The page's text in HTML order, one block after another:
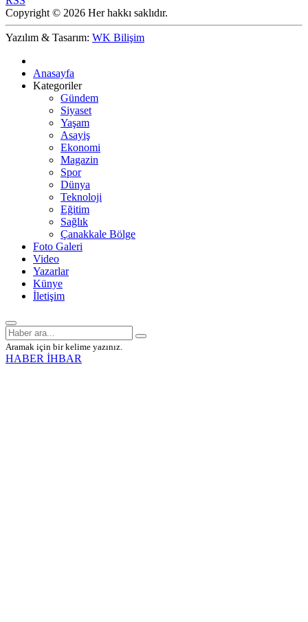
Copyright © 2026 Her hakkı saklıdır.
Yazılım & Tasarım: WK Bilişim
Anasayfa
Kategoriler
Gündem
Siyaset
Yaşam
Asayiş
Ekonomi
Magazin
Spor
Dünya
Teknoloji
Eğitim
Sağlık
Çanakkale Bölge
Foto Galeri
Video
Yazarlar
Künye
İletişim
Aramak için bir kelime yazınız.
HABER İHBAR